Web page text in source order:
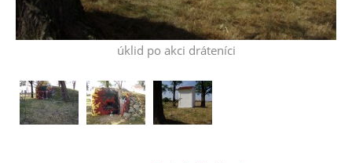
úklid po akci dráteníci